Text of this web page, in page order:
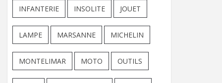
INFANTERIE INSOLITE JOUET
LAMPE MARSANNE MICHELIN
MONTELIMAR MOTO OUTILS